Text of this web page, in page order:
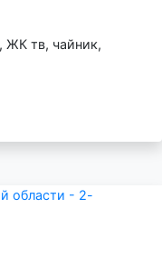
ЖК тв, чайник,